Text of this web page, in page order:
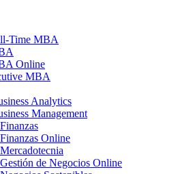
Time MBA
Online
MBA
Analytics
Management
Online
de Negocios Online